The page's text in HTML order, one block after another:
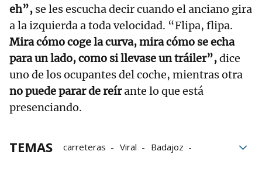
eh”, se les escucha decir cuando el anciano gira
a la izquierda a toda velocidad. “Flipa, flipa.
Mira cómo coge la curva, mira cómo se echa
para un lado, como si llevase un tráiler”,dice
uno de los ocupantes del coche, mientras otra
no puede parar de reírante lo que está
presenciando.
TEMAS carreteras Viral
Badajoz